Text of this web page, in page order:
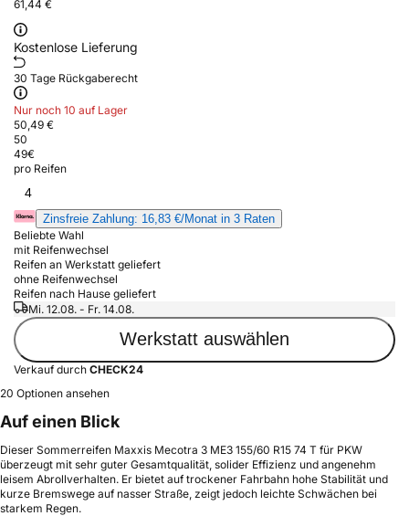
61,44 €
Kostenlose Lieferung
30 Tage Rückgaberecht
Nur noch 10 auf Lager
50,49 €
50
49€
pro Reifen
4
Zinsfreie Zahlung: 16,83 €/Monat in 3 Raten
Beliebte Wahl
mit Reifenwechsel
Reifen an Werkstatt geliefert
ohne Reifenwechsel
Reifen nach Hause geliefert
Mi. 12.08. - Fr. 14.08.
Werkstatt auswählen
Verkauf durch CHECK24
20 Optionen ansehen
Auf einen Blick
Dieser Sommerreifen Maxxis Mecotra 3 ME3 155/60 R15 74 T für PKW
überzeugt mit sehr guter Gesamtqualität, solider Effizienz und angenehm
leisem Abrollverhalten. Er bietet auf trockener Fahrbahn hohe Stabilität und
kurze Bremswege auf nasser Straße, zeigt jedoch leichte Schwächen bei
starkem Regen.